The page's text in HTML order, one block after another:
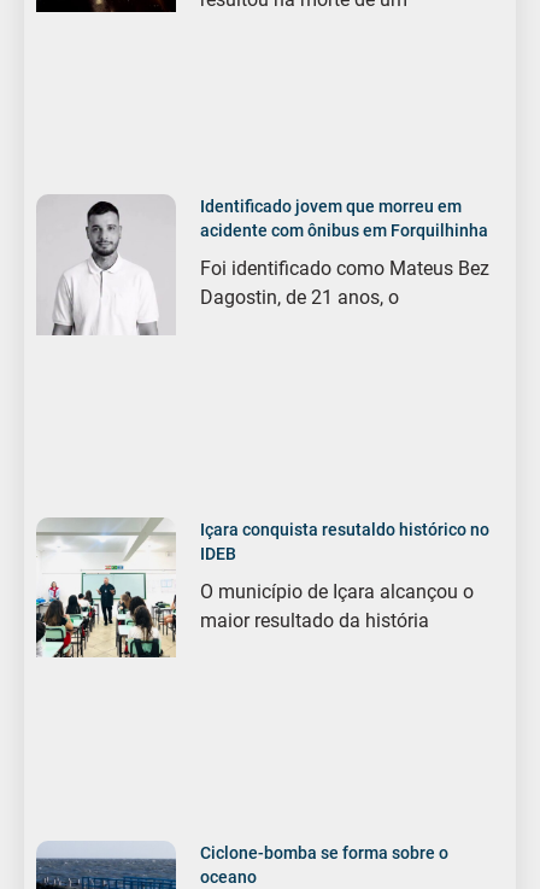
Identificado jovem que morreu em
acidente com ônibus em Forquilhinha
Foi identificado como Mateus Bez
Dagostin, de 21 anos, o
Içara conquista resutaldo histórico no
IDEB
O município de Içara alcançou o
maior resultado da história
Ciclone-bomba se forma sobre o
oceano